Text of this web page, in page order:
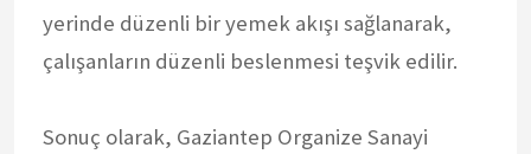
yerinde düzenli bir yemek akışı sağlanarak,
çalışanların düzenli beslenmesi teşvik edilir.
Sonuç olarak, Gaziantep Organize Sanayi